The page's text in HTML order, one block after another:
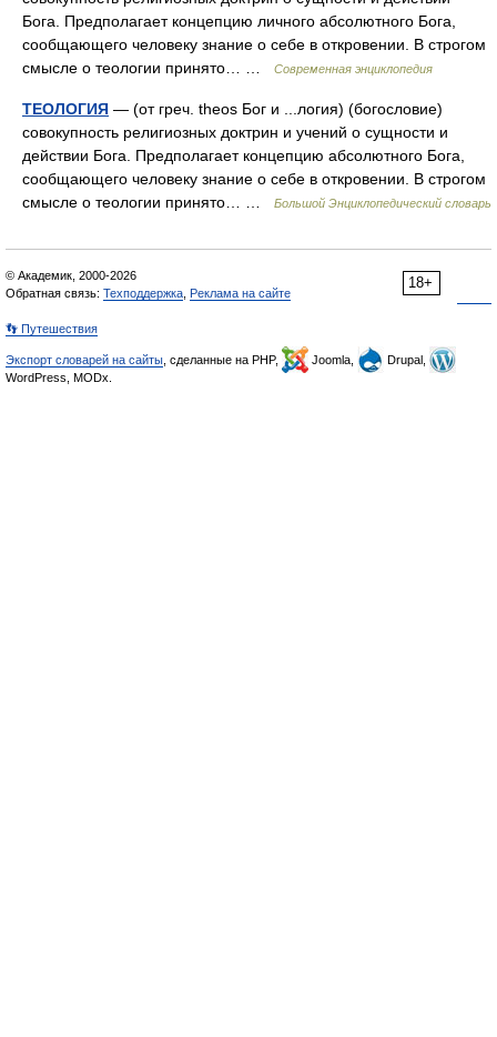
Бога. Предполагает концепцию личного абсолютного Бога,
сообщающего человеку знание о себе в откровении. В строгом
смысле о теологии принято… …
Современная энциклопедия
ТЕОЛОГИЯ — (от греч. theos Бог и ...логия) (богословие)
совокупность религиозных доктрин и учений о сущности и
действии Бога. Предполагает концепцию абсолютного Бога,
сообщающего человеку знание о себе в откровении. В строгом
смысле о теологии принято… …
Большой Энциклопедический словарь
18+
© Академик, 2000-2026
Обратная связь: Техподдержка Реклама на сайте
👣 Путешествия
Экспорт словарей на сайты , сделанные на PHP, Joomla,
Drupal,
WordPress, MODx.